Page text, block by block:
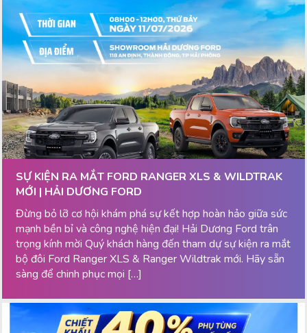
SỰ KIỆN RA MẮT FORD RANGER XLS & WILDTRAK
MỚI | HẢI DƯƠNG FORD
Đừng bỏ lỡ cơ hội khám phá sự kết hợp hoàn hảo giữa sức
mạnh bền bỉ và công nghệ hiện đại! Hải Dương Ford trân
trọng kính mời Quý khách hàng đến tham dự sự kiện ra mắt
bộ đôi Ford Ranger XLS & Ranger Wildtrak mới. Hãy sẵn
sàng để chinh phục mọi […]